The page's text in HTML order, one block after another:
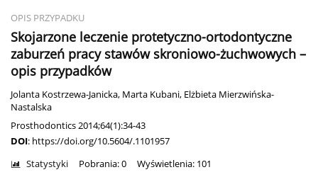
OPIS PRZYPADKU
Skojarzone leczenie protetyczno-ortodontyczne
zaburzeń pracy stawów skroniowo-żuchwowych –
opis przypadków
Jolanta Kostrzewa-Janicka, Marta Kubani, Elżbieta Mierzwińska-
Nastalska
Prosthodontics 2014;64(1):34-43
DOI: https://doi.org/10.5604/.1101957
Statystyki Pobrania: 0 Wyświetlenia: 101